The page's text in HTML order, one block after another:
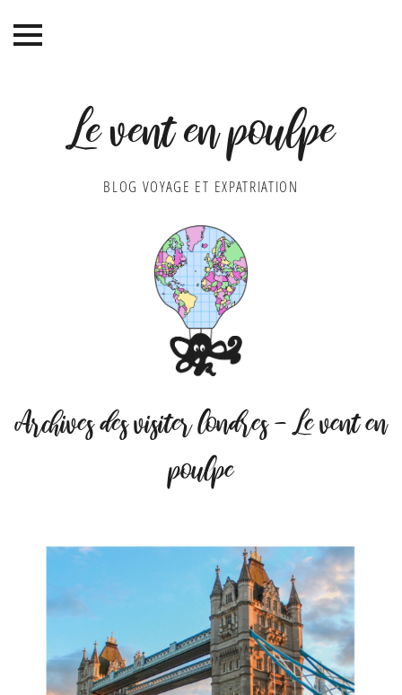
Le vent en poulpe
BLOG VOYAGE ET EXPATRIATION
Archives des visiter londres - Le vent en
poulpe